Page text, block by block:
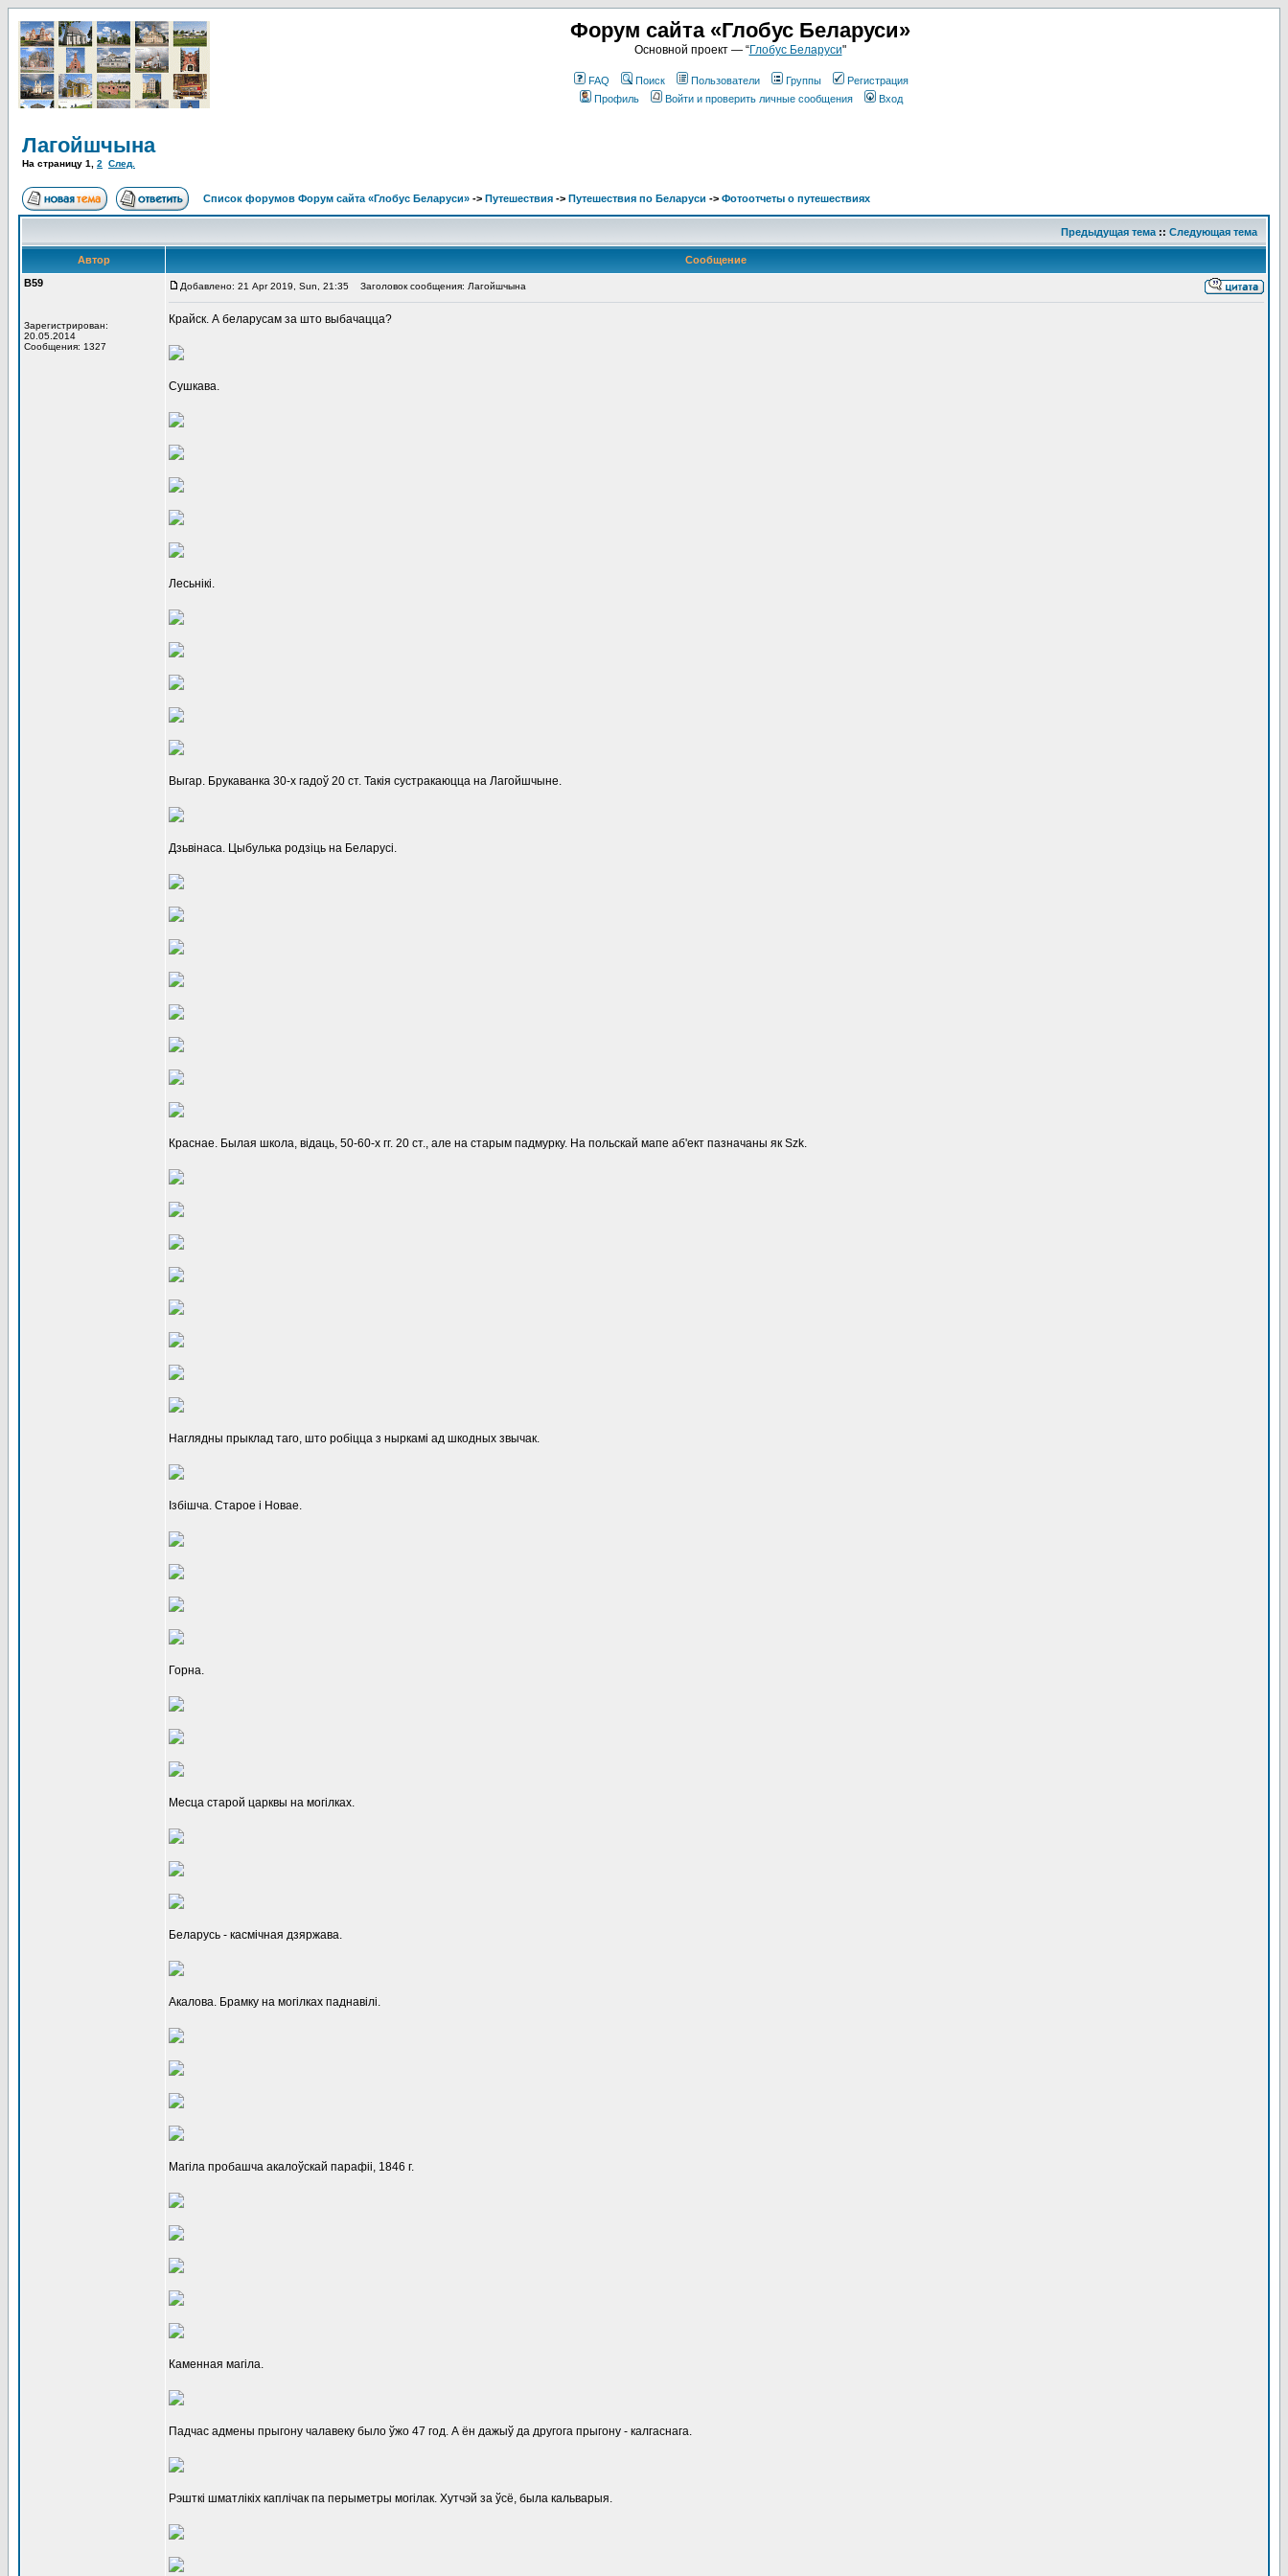
Форум сайта «Глобус Беларуси»
Основной проект — “Глобус Беларуси"
FAQ Поиск Пользователи Группы
Регистрация
Профиль
Войти и проверить личные сообщения Вход
Лагойшчына
На страницу 1 2 След.
Список форумов Форум сайта «Глобус Беларуси» -> Путешествия -> Путешествия по Беларуси -> Фотоотчеты о путешествиях
Предыдущая тема :: Следующая тема
Автор
Сообщение
В59
Зарегистрирован:
20.05.2014
Сообщения: 1327
Добавлено: 21 Apr 2019, Sun, 21:35 Заголовок сообщения: Лагойшчына
Крайск. А беларусам за што выбачацца?
Сушкава.
Лесьнікі.
Выгар. Брукаванка 30-х гадоў 20 ст. Такія сустракаюцца на Лагойшчыне.
Дзьвінаса. Цыбулька родзіць на Беларусі.
Краснае. Былая школа, відаць, 50-60-х гг. 20 ст., але на старым падмурку. На польскай мапе аб'ект пазначаны як Szk.
Наглядны прыклад таго, што робіцца з ныркамі ад шкодных звычак.
Ізбішча. Старое і Новае.
Горна.
Месца старой царквы на могілках.
Беларусь - касмічная дзяржава.
Акалова. Брамку на могілках паднавілі.
Магіла пробашча акалоўскай парафіі, 1846 г.
Каменная магіла.
Падчас адмены прыгону чалавеку было ўжо 47 год. А ён дажыў да другога прыгону - калгаснага.
Рэшткі шматлікіх каплічак па перыметры могілак. Хутчэй за ўсё, была кальварыя.